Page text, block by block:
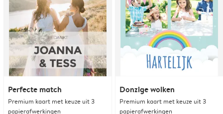
Perfecte match
Premium kaart met keuze uit 3
papierafwerkingen
Donzige wolken
Premium kaart met keuze uit 3
papierafwerkingen